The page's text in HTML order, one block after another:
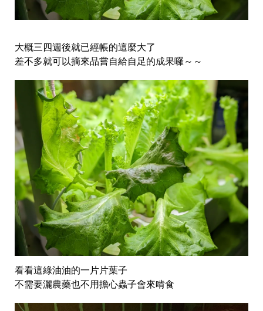
大概三四週後就已經帳的這麼大了
差不多就可以摘來品嘗自給自足的成果囉～～
看看這綠油油的一片片葉子
不需要灑農藥也不用擔心蟲子會來啃食